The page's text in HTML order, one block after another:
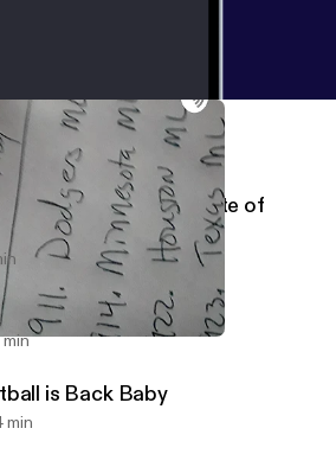
is Back Baby
Fiddle in the state of
Like Derek?
min
is Back Baby
min